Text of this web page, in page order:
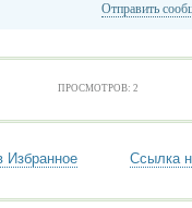
Отправить
ПРОСМОТРОВ: 2
Избранное Ссылка